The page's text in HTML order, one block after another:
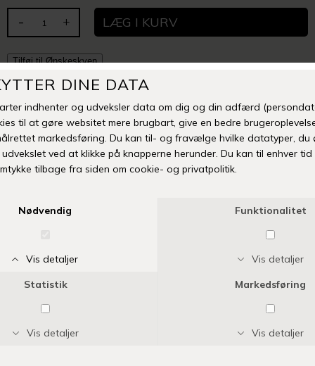
- +
Tilføj til Ønskeskyen
Fri fragt over 399 kr Levering 1-3 hverdage